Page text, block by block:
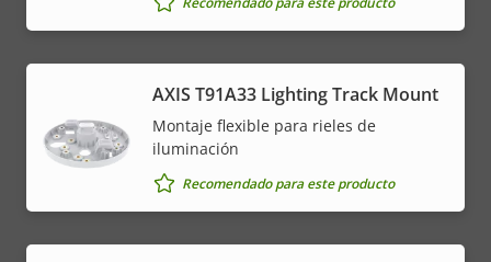
AXIS T91A33 Lighting Track Mount
Montaje flexible para rieles de
iluminación
Recomendado para este producto